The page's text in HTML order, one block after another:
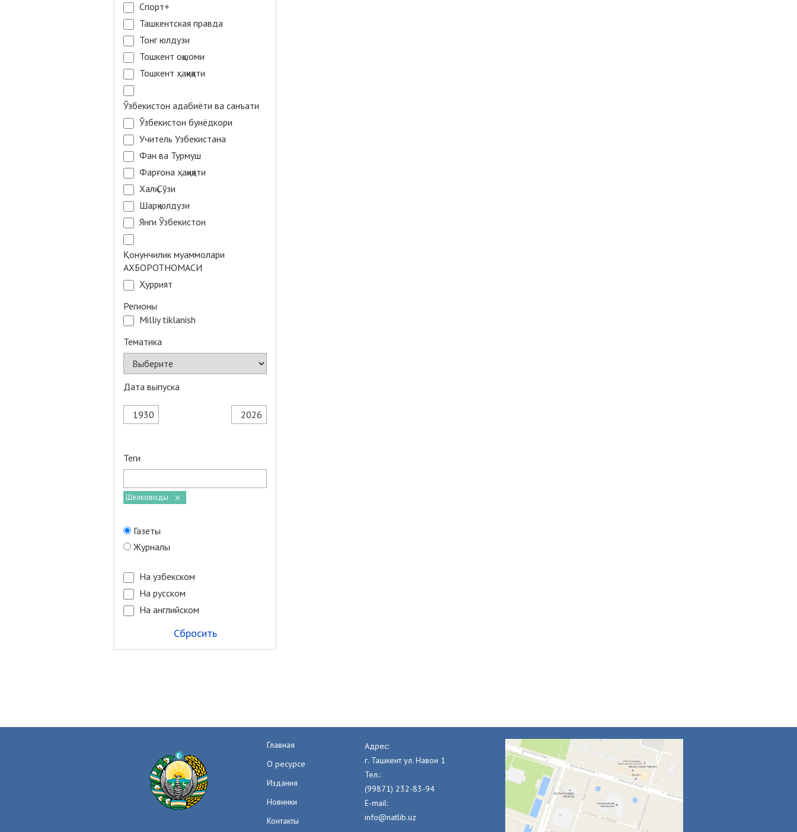
Спорт+
Ташкентская правда
Тонг юлдузи
Тошкент оқшоми
Тошкент ҳақиқати
Ўзбекистон адабиёти ва санъати
Ўзбекистон бунёдкори
Учитель Узбекистана
Фан ва Турмуш
Фарғона ҳақиқати
Халқ Сўзи
Шарқ юлдузи
Янги Ўзбекистон
Қонунчилик муаммолари
АХБОРОТНОМАСИ
Ҳуррият
Регионы
Milliy tiklanish
Тематика
Дата выпуска
Теги
Шелководы
Газеты
Журналы
На узбекском
На русском
На английском
Сбросить
Главная
О ресурсе
Издания
Новинки
Контакты
Адрес:
г. Ташкент ул. Навои 1
Тел.:
(99871) 232-83-94
E-mail:
info@natlib.uz